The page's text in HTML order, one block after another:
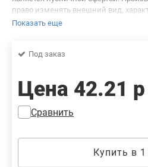
право изменять внешний вид,
товара, предварительно не
фотографиях товара. Будем
Показать еще
Под заказ
Цена 42.21 р
Сравнить
Купить в